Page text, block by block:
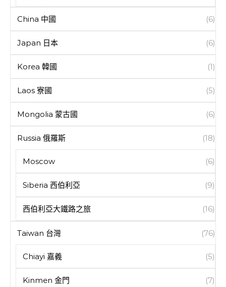
China 中國 (6)
Japan 日本 (6)
Korea 韓國 (1)
Laos 寮國 (5)
Mongolia 蒙古國 (6)
Russia 俄羅斯 (18)
Moscow (6)
Siberia 西伯利亞 (9)
西伯利亞大鐵路之旅 (16)
Taiwan 台灣 (76)
Chiayi 嘉義 (5)
Kinmen 金門 (7)